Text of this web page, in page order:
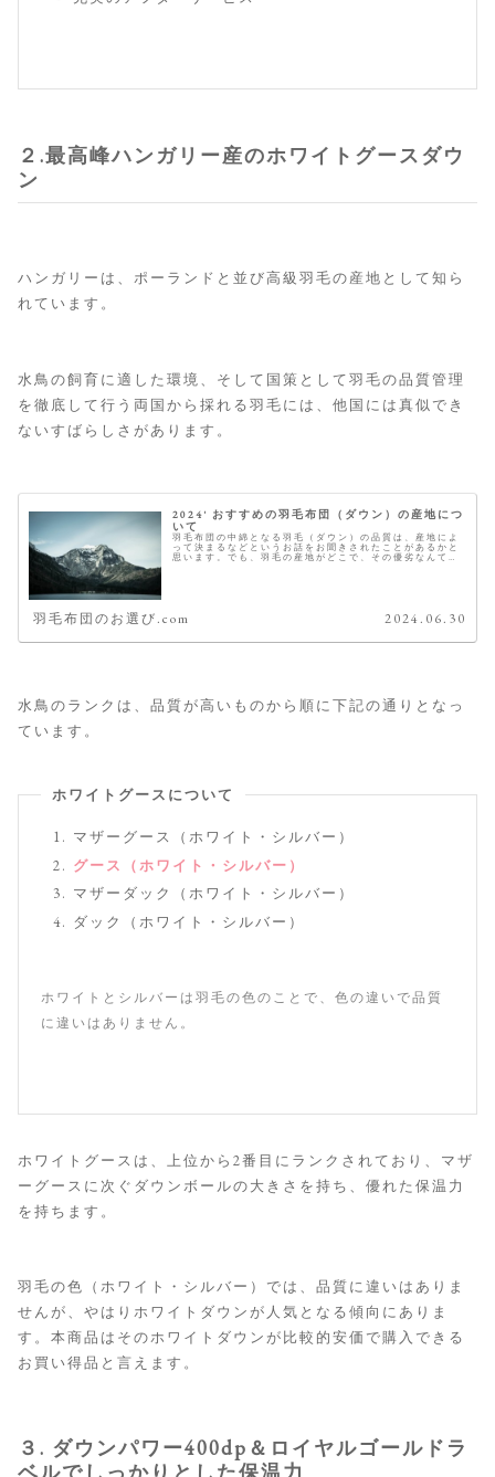
２.最高峰ハンガリー産のホワイトグースダウ
ン
ハンガリーは、ポーランドと並び高級羽毛の産地として知ら
れています。
水鳥の飼育に適した環境、そして国策として羽毛の品質管理
を徹底して行う両国から採れる羽毛には、他国には真似でき
ないすばらしさがあります。
2024' おすすめの羽毛布団（ダウン）の産地につ
いて
羽毛布団の中綿となる羽毛（ダウン）の品質は、産地によ
って決まるなどというお話をお聞きされたことがあるかと
思います。でも、羽毛の産地がどこで、その優劣なんて国
羽毛布団のお選び.com 2024.06.30
水鳥のランクは、品質が高いものから順に下記の通りとなっ
ています。
ホワイトグースについて
マザーグース（ホワイト・シルバー）
グース（ホワイト・シルバー）
マザーダック（ホワイト・シルバー）
ダック（ホワイト・シルバー）
ホワイトとシルバーは羽毛の色のことで、色の違いで品質
に違いはありません。
ホワイトグースは、上位から2番目にランクされており、マザ
ーグースに次ぐダウンボールの大きさを持ち、優れた保温力
を持ちます。
羽毛の色（ホワイト・シルバー）では、品質に違いはありま
せんが、やはりホワイトダウンが人気となる傾向にありま
す。本商品はそのホワイトダウンが比較的安価で購入できる
お買い得品と言えます。
３. ダウンパワー400dp＆ロイヤルゴールドラ